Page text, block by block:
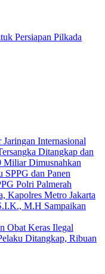
Persiapan Pilkada
Internasional
Ditangkap dan
Miliar Dimusnahkan
SPPG dan Panen
Polri Palmerah
Kapolres Metro Jakarta
M.H Sampaikan
Obat Keras Ilegal
Ditangkap, Ribuan